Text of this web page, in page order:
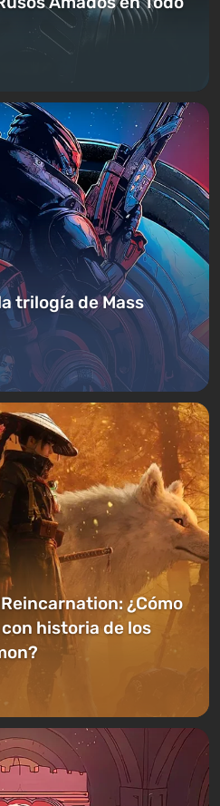
trilogía de Mass
¿Cómo
con historia de los